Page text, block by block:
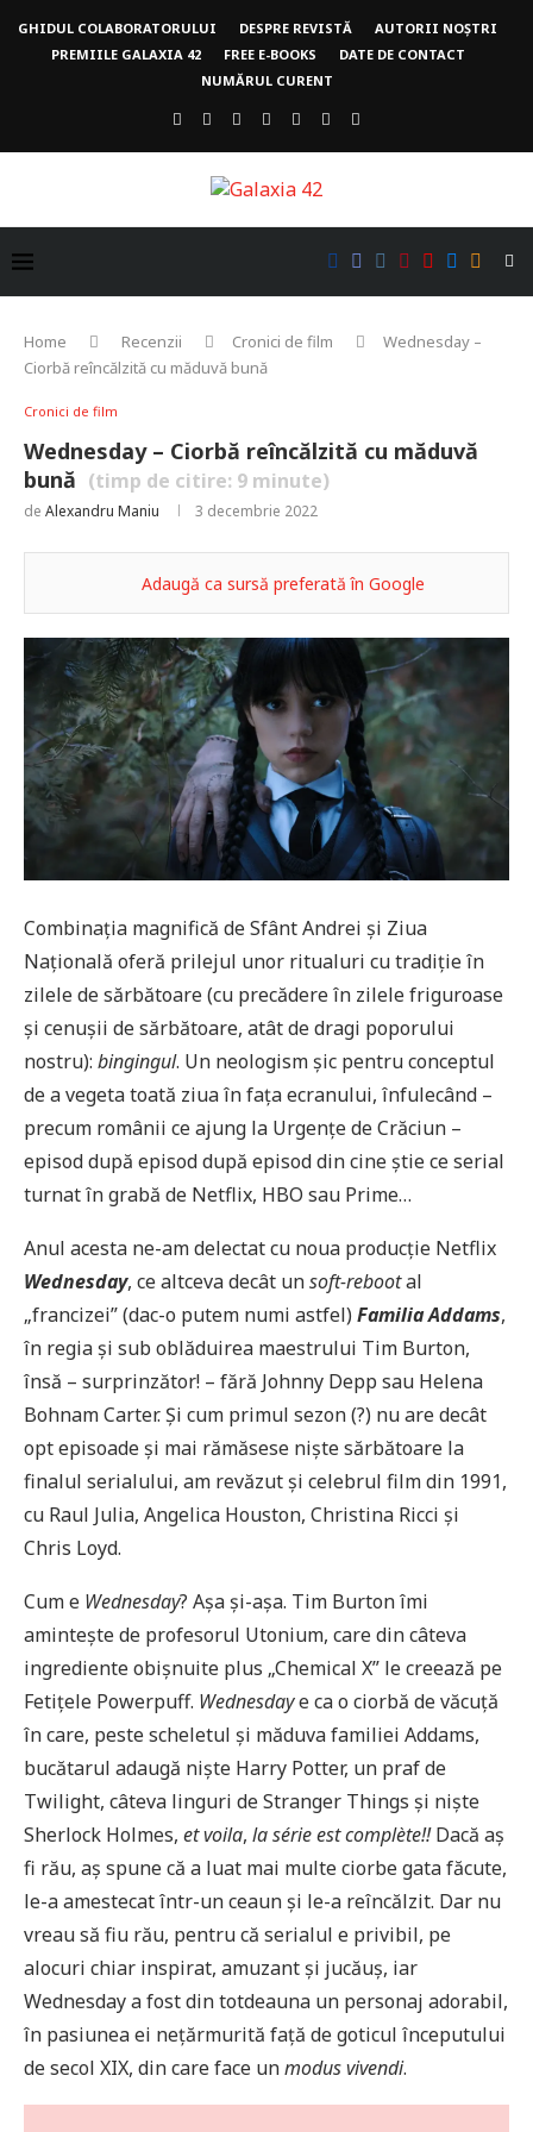
GHIDUL COLABORATORULUI DESPRE REVISTĂ
AUTORII NOȘTRI
PREMIILE GALAXIA 42
FREE E-BOOKS
DATE DE CONTACT
NUMĂRUL CURENT
Home Recenzii Cronici de film
Wednesday –
Ciorbă reîncălzită cu măduvă bună
Cronici de film
Wednesday – Ciorbă reîncălzită cu măduvă
bună (timp de citire: 9 minute)
de Alexandru Maniu 3 decembrie 2022
Adaugă ca sursă preferată în Google
Combinația magnifică de Sfânt Andrei și Ziua
Națională oferă prilejul unor ritualuri cu tradiție în
zilele de sărbătoare (cu precădere în zilele friguroase
și cenușii de sărbătoare, atât de dragi poporului
nostru): bingingul. Un neologism șic pentru conceptul
de a vegeta toată ziua în fața ecranului, înfulecând –
precum românii ce ajung la Urgențe de Crăciun –
episod după episod după episod din cine știe ce serial
turnat în grabă de Netflix, HBO sau Prime…
Anul acesta ne-am delectat cu noua producție Netflix
Wednesday, ce altceva decât unsoft-rebootal
„francizei” (dac-o putem numi astfel) Familia Addams,
în regia și sub oblăduirea maestrului Tim Burton,
însă – surprinzător! – fără Johnny Depp sau Helena
Bohnam Carter. Și cum primul sezon (?) nu are decât
opt episoade și mai rămăsese niște sărbătoare la
finalul serialului, am revăzut și celebrul film din 1991,
cu Raul Julia, Angelica Houston, Christina Ricci și
Chris Loyd.
Cum e Wednesday? Așa și-așa. Tim Burton îmi
amintește de profesorul Utonium, care din câteva
ingrediente obișnuite plus „Chemical X” le creează pe
Fetițele Powerpuff. Wednesdaye ca o ciorbă de văcuță
în care, peste scheletul și măduva familiei Addams,
bucătarul adaugă niște Harry Potter, un praf de
Twilight, câteva linguri de Stranger Things și niște
Sherlock Holmes, et voila, la série est complète!!Dacă aș
fi rău, aș spune că a luat mai multe ciorbe gata făcute,
le-a amestecat într-un ceaun și le-a reîncălzit. Dar nu
vreau să fiu rău, pentru că serialul e privibil, pe
alocuri chiar inspirat, amuzant și jucăuș, iar
Wednesday a fost din totdeauna un personaj adorabil,
în pasiunea ei nețărmurită față de goticul începutului
de secol XIX, din care face unmodus vivendi.